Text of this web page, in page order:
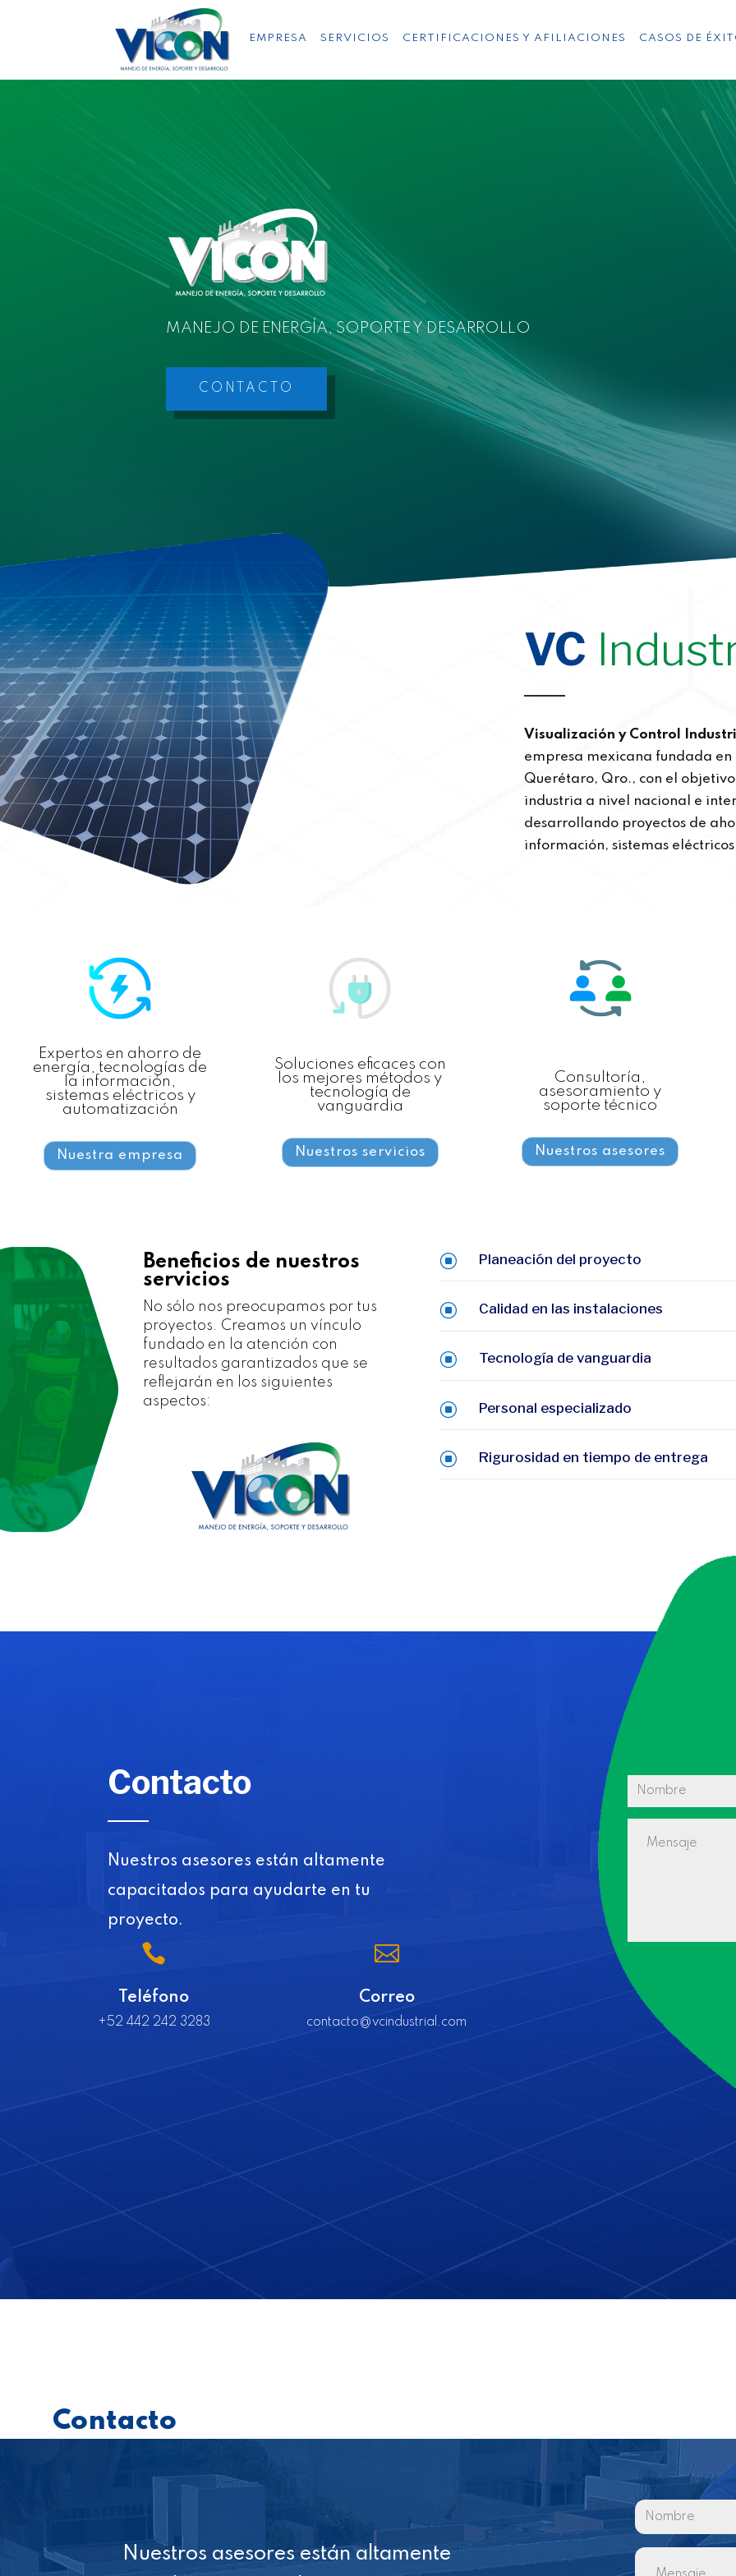
EMPRESA SERVICIOS CERTIFICACIONES Y AFILIACIONES CASOS DE
MANEJO DE ENERGÍA, SOPORTE Y DESARROLLO
CONTACTO
VC
Visualización y Control
empresa mexicana fundada
Querétaro, Qro., con el
industria a nivel nacional e
desarrollando proyectos de
información, sistemas
Expertos en ahorro de
energía, tecnologías de
la información,
sistemas eléctricos y
automatización
Nuestra empresa
Soluciones eficaces con
los mejores métodos y
tecnología de
vanguardia
Nuestros servicios
Consultoría,
asesoramiento y
soporte técnico
Nuestros asesores
Beneficios de nuestros
servicios
No sólo nos preocupamos por tus
proyectos. Creamos un vínculo
fundado en la atención con
resultados garantizados que se
reflejarán en los siguientes
aspectos:
] Planeación del proyecto
] Calidad en las instalaciones
] Tecnología de vanguardia
] Personal especializado
] Rigurosidad en tiempo de entrega
Contacto
Nuestros asesores están altamente
capacitados para ayudarte en tu
proyecto.

Teléfono
+52 442 242 3283

Correo
contacto@vcindustrial.com
Contacto
Nuestros asesores están altamente